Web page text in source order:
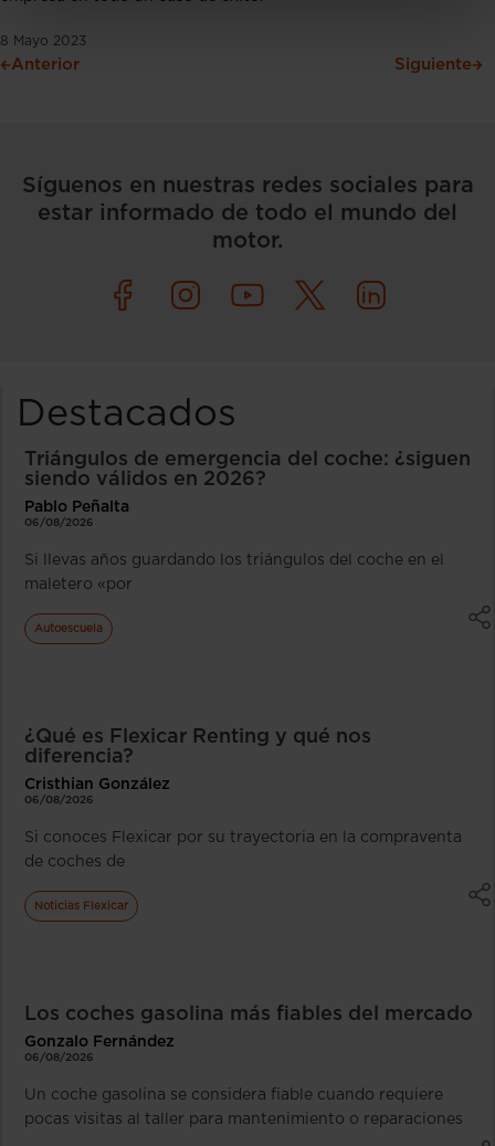
8 Mayo 2023
Anterior Siguiente
Síguenos en nuestras redes sociales para
estar informado de todo el mundo del
motor.
Destacados
Triángulos de emergencia del coche: ¿siguen
siendo válidos en 2026?
Pablo Peñalta
06/08/2026
Si llevas años guardando los triángulos del coche en el
maletero «por
Autoescuela
¿Qué es Flexicar Renting y qué nos
diferencia?
Cristhian González
06/08/2026
Si conoces Flexicar por su trayectoria en la compraventa
de coches de
Noticias Flexicar
Los coches gasolina más fiables del mercado
Gonzalo Fernández
06/08/2026
Un coche gasolina se considera fiable cuando requiere
pocas visitas al taller para mantenimiento o reparaciones